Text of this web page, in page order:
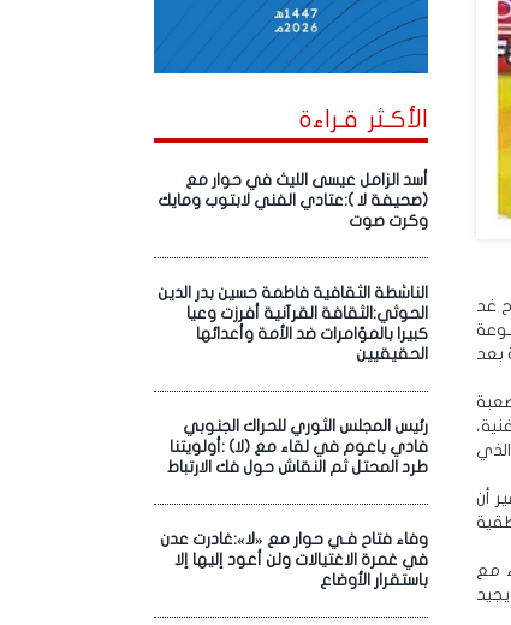
الأكـثر قـراءة
أسد الزامل عيسى الليث في حوار مع
(صحيفة لا ):عتادي الفني لابتوب ومايك
وكرت صوت
الناشطة الثقافية فاطمة حسين بدر الدين
الحوثي:الثقافة القرآنية أفرزت وعيا
كبيرا بالمؤامرات ضد الأمة وأعدائها
الحقيقيين
رئيس المجلس الثوري للحراك الجنوبي
فادي باعوم في لقاء مع (لا) :أولويتنا
طرد المحتل ثم النقاش حول فك الارتباط
وفاء فتاح فـي حوار مع «لا»:غادرت عدن
في غمرة الاغتيالات ولن أعود إليها إلا
باستقرار الأوضاع
غد
بعد
أن
مع